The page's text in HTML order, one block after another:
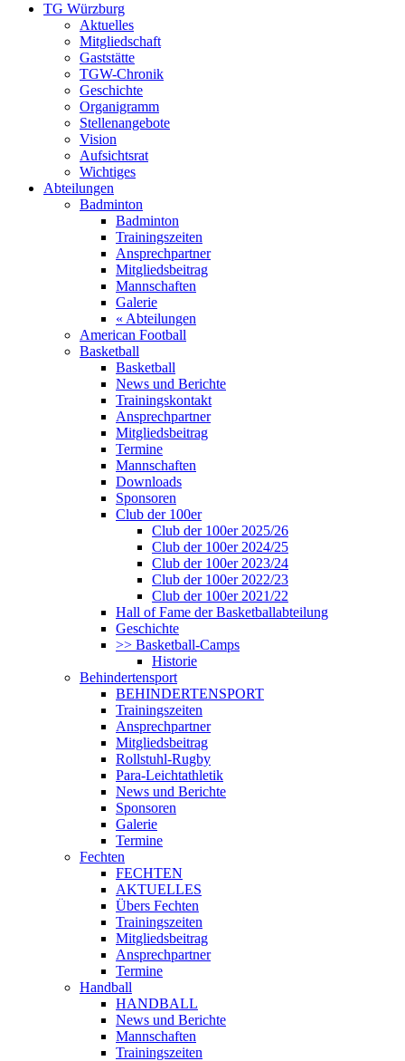
TG Würzburg
Aktuelles
Mitgliedschaft
Gaststätte
TGW-Chronik
Geschichte
Organigramm
Stellenangebote
Vision
Aufsichtsrat
Wichtiges
Abteilungen
Badminton
Badminton
Trainingszeiten
Ansprechpartner
Mitgliedsbeitrag
Mannschaften
Galerie
« Abteilungen
American Football
Basketball
Basketball
News und Berichte
Trainingskontakt
Ansprechpartner
Mitgliedsbeitrag
Termine
Mannschaften
Downloads
Sponsoren
Club der 100er
Club der 100er 2025/26
Club der 100er 2024/25
Club der 100er 2023/24
Club der 100er 2022/23
Club der 100er 2021/22
Hall of Fame der Basketballabteilung
Geschichte
>> Basketball-Camps
Historie
Behindertensport
BEHINDERTENSPORT
Trainingszeiten
Ansprechpartner
Mitgliedsbeitrag
Rollstuhl-Rugby
Para-Leichtathletik
News und Berichte
Sponsoren
Galerie
Termine
Fechten
FECHTEN
AKTUELLES
Übers Fechten
Trainingszeiten
Mitgliedsbeitrag
Ansprechpartner
Termine
Handball
HANDBALL
News und Berichte
Mannschaften
Trainingszeiten